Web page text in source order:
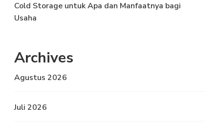
Cold Storage untuk Apa dan Manfaatnya bagi
Usaha
Archives
Agustus 2026
Juli 2026